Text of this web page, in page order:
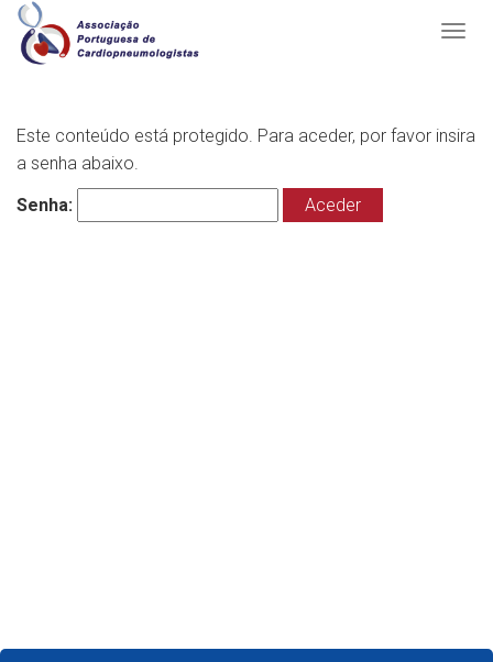
Este conteúdo está protegido. Para aceder, por favor insira
a senha abaixo.
Senha: